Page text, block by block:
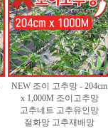
NEW 조이 고추망 - 204cm
x 1,000M 조이고추망
고추네트 고추유인망
절화망 고추재배망